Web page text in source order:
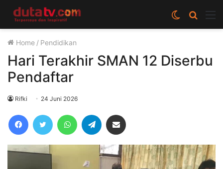
Cari
berita
Switch
skin
Home / Pendidikan
Hari Terakhir SMAN 12 Diserbu
Pendaftar
Rifki 24 Juni 2026
FacebookTwitter WhatsAppTelegram